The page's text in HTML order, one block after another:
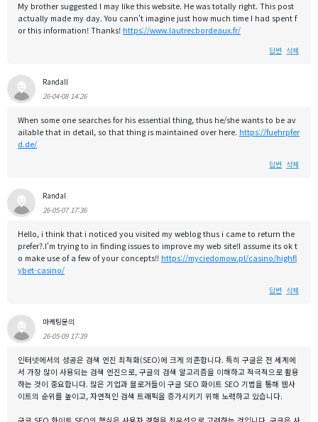
My brother suggested I may like this website. He was totally right. This post
actually made my day. You cann't imagine just how much time I had spent f
or this information! Thanks! https://www.lautrecbordeaux.fr/
답변 삭제
Randall
26-04-08 14:26
When some one searches for his essential thing, thus he/she wants to be av
ailable that in detail, so that thing is maintained over here. https://fuehrpfer
d.de/
답변 삭제
Randal
26-05-07 17:36
Hello, i think that i noticed you visited my weblog thus i came to return the
prefer?.I'm trying to in finding issues to improve my web site!I assume its ok t
o make use of a few of your concepts!! https://myciedomow.pl/casino/highfl
ybet-casino/
답변 삭제
마케팅문의
26-05-09 17:39
인터넷에서의 성공은 검색 엔진 최적화(SEO)에 크게 의존합니다. 특히 구글은 전 세계에
서 가장 많이 사용되는 검색 엔진으로, 구글의 검색 알고리즘을 이해하고 적극적으로 활용
하는 것이 중요합니다. 많은 기업과 블로거들이 구글 SEO 화이트 SEO 기법을 통해 웹사
이트의 순위를 높이고, 자연적인 검색 트래픽을 증가시키기 위해 노력하고 있습니다.